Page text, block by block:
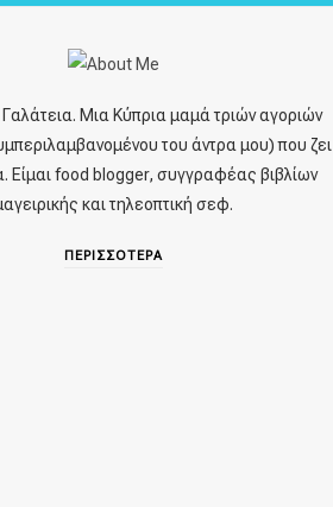
Γαλάτεια. Μια Κύπρια μαμά τριών αγοριών
του άντρα μου) που ζει
Είμαι food blogger, συγγραφέας βιβλίων
και τηλεοπτική σεφ.
ΠΕΡΙΣΣΟΤΕΡΑ